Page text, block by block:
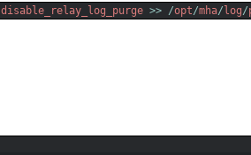
disable_relay_log_purge >> /opt/mha/ log/